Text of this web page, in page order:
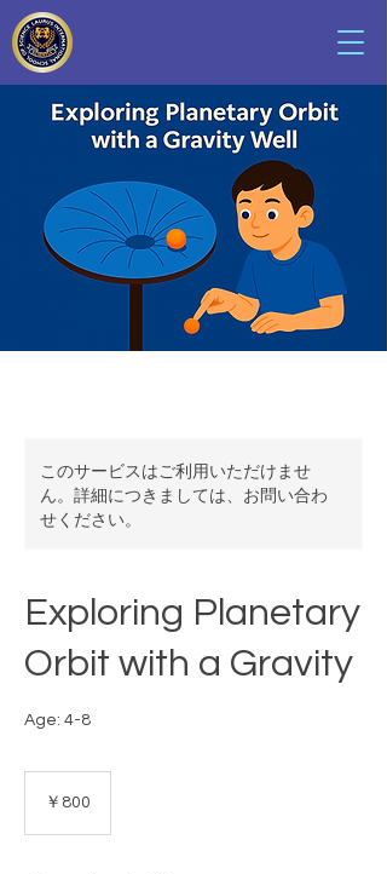
このサービスはご利用いただけませ
ん。詳細につきましては、お問い合わ
せください。
Exploring Planetary
Orbit with a Gravity
Age: 4-8
￥800